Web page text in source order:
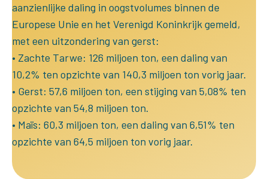
aanzienlijke daling in oogstvolumes binnen de
Europese Unie en het Verenigd Koninkrijk gemeld,
met een uitzondering van gerst:
• Zachte Tarwe: 126 miljoen ton, een daling van
10,2% ten opzichte van 140,3 miljoen ton vorig jaar.
• Gerst: 57,6 miljoen ton, een stijging van 5,08% ten
opzichte van 54,8 miljoen ton.
• Maïs: 60,3 miljoen ton, een daling van 6,51% ten
opzichte van 64,5 miljoen ton vorig jaar.